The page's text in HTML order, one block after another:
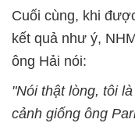
Cuối cùng, khi
kết quả như ý,
ông Hải nói:
"Nói thật lòng, tôi
cảnh giống ông